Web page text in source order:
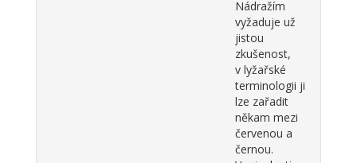
Nádražím
vyžaduje už
jistou
zkušenost,
v lyžařské
terminologii ji
lze zařadit
někam mezi
červenou a
černou.